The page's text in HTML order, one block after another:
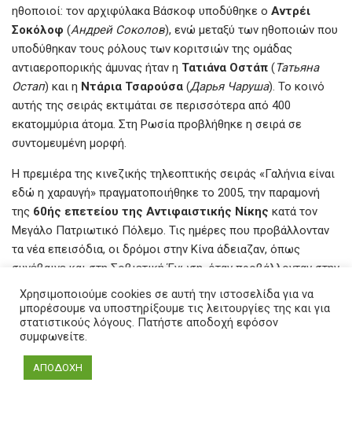
ηθοποιοί: τον αρχιφύλακα Βάσκοφ υποδύθηκε ο Αντρέι
Σοκόλοφ (Андрей Соколов), ενώ μεταξύ των ηθοποιών που
υποδύθηκαν τους ρόλους των κοριτσιών της ομάδας
αντιαεροπορικής άμυνας ήταν η Τατιάνα Οστάπ (Татьяна
Остап) και η Ντάρια Τσαρούσα (Дарья Чаруша). Το κοινό
αυτής της σειράς εκτιμάται σε περισσότερα από 400
εκατομμύρια άτομα. Στη Ρωσία προβλήθηκε η σειρά σε
συντομευμένη μορφή.
Η πρεμιέρα της κινεζικής τηλεοπτικής σειράς «Γαλήνια είναι
εδώ η χαραυγή» πραγματοποιήθηκε το 2005, την παραμονή
της 60ής επετείου της Αντιφαιστικής Νίκης κατά τον
Μεγάλο Πατριωτικό Πόλεμο. Τις ημέρες που προβάλλονταν
τα νέα επεισόδια, οι δρόμοι στην Κίνα άδειαζαν, όπως
συνέβαινε και στη Σοβιετική Ένωση, όταν προβάλλονταν στην
τηλεόραση οι σειρές « 17 στιγμές της άνοιξης»
17мгновений весны») και «Ο τόπος συνάντησης δεν
μπορεί να αλλάξει» (Место встречи изменить нельзя
Χρησιμοποιούμε cookies σε αυτή την ιστοσελίδα για να
μπορέσουμε να υποστηρίξουμε τις λειτουργίες της και για
στατιστικούς λόγους. Πατήστε αποδοχή εφόσον
συμφωνείτε.
ΑΠΟΔΟΧΗ